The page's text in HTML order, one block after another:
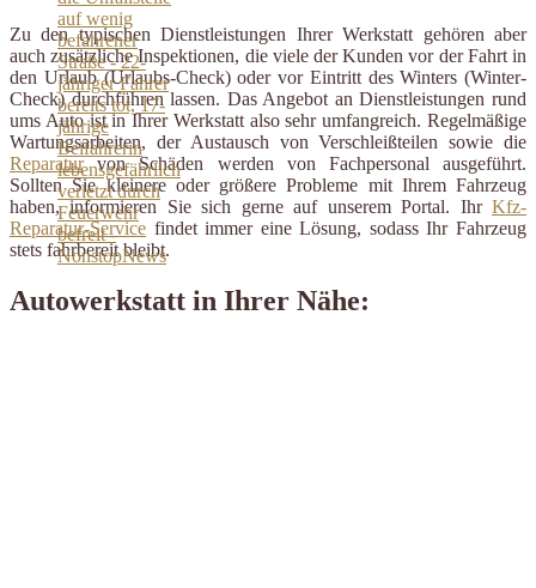
Zu den typischen Dienstleistungen Ihrer Werkstatt gehören aber
auch zusätzliche Inspektionen, die viele der Kunden vor der Fahrt in
den Urlaub (Urlaubs-Check) oder vor Eintritt des Winters (Winter-
Check) durchführen lassen. Das Angebot an Dienstleistungen rund
ums Auto ist in Ihrer Werkstatt also sehr umfangreich. Regelmäßige
Wartungsarbeiten, der Austausch von Verschleißteilen sowie die
Reparaturvon Schäden werden von Fachpersonal ausgeführt.
Sollten Sie kleinere oder größere Probleme mit Ihrem Fahrzeug
haben, informieren Sie sich gerne auf unserem Portal. Ihr Kfz-
Reparatur-Service findet immer eine Lösung, sodass Ihr Fahrzeug
stets fahrbereit bleibt.
Autowerkstatt in Ihrer Nähe: